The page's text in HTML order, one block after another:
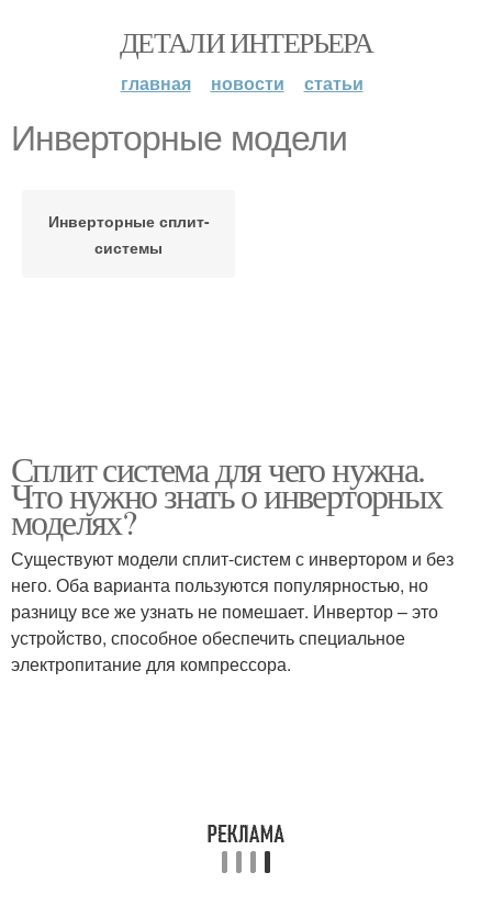
ДЕТАЛИ ИНТЕРЬЕРА
главная новости статьи
Инверторные модели
Инверторные сплит-
системы
Сплит система для чего нужна.
Что нужно знать о инверторных
моделях?
Существуют модели сплит-систем с инвертором и без
него. Оба варианта пользуются популярностью, но
разницу все же узнать не помешает. Инвертор – это
устройство, способное обеспечить специальное
электропитание для компрессора.